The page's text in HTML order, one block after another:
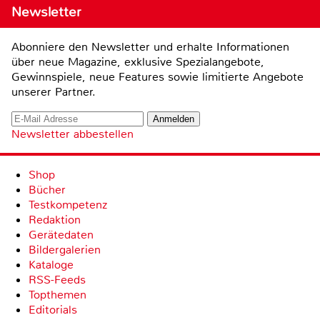
Newsletter
Abonniere den Newsletter und erhalte Informationen
über neue Magazine, exklusive Spezialangebote,
Gewinnspiele, neue Features sowie limitierte Angebote
unserer Partner.
Newsletter abbestellen
Shop
Bücher
Testkompetenz
Redaktion
Gerätedaten
Bildergalerien
Kataloge
RSS-Feeds
Topthemen
Editorials